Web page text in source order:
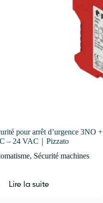
pour arrêt d’urgence 3NO +
– 24 VAC｜Pizzato
, Sécurité machines
Lire la suite